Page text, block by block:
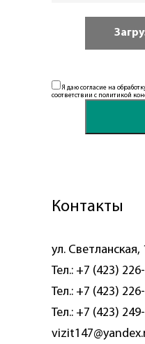
Я даю согласие на
соответствии с политикой
Контакты
ул.
Тел.: +7 (423)
Тел.: +7 (423)
Тел.: +7 (423)